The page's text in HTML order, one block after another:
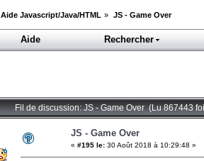
Aide Javascript/Java/HTML » JS - Game Over
Aide Rechercher
Fil de discussion: JS - Game Over (Lu 867443
JS - Game Over
« #195 le: 30 Août 2018 à 10:29:48 »